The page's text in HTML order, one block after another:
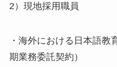
2）現地採用職員
・海外における日本語教
期業務委託契約）